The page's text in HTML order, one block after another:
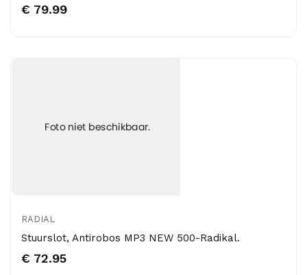
€ 79.99
RADIAL
Stuurslot, Antirobos MP3 NEW 500-Radikal.
€ 72.95